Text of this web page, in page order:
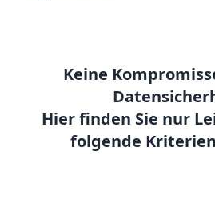
Keine
Hier finden Sie nur
folgende